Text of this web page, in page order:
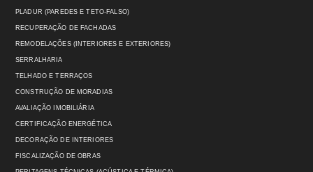
PLADUR (PAREDES E TETO-FALSO)
RECUPERAÇÃO DE FACHADAS
REMODELAÇÕES (INTERIORES E EXTERIORES)
SERRALHARIA
TELHADO E TERRAÇOS
CONSTRUÇÃO DE MORADIAS
AVALIAÇÃO IMOBILIÁRIA
CERTIFICAÇÃO ENERGÉTICA
DECORAÇÃO DE INTERIORES
FISCALIZAÇÃO DE OBRAS